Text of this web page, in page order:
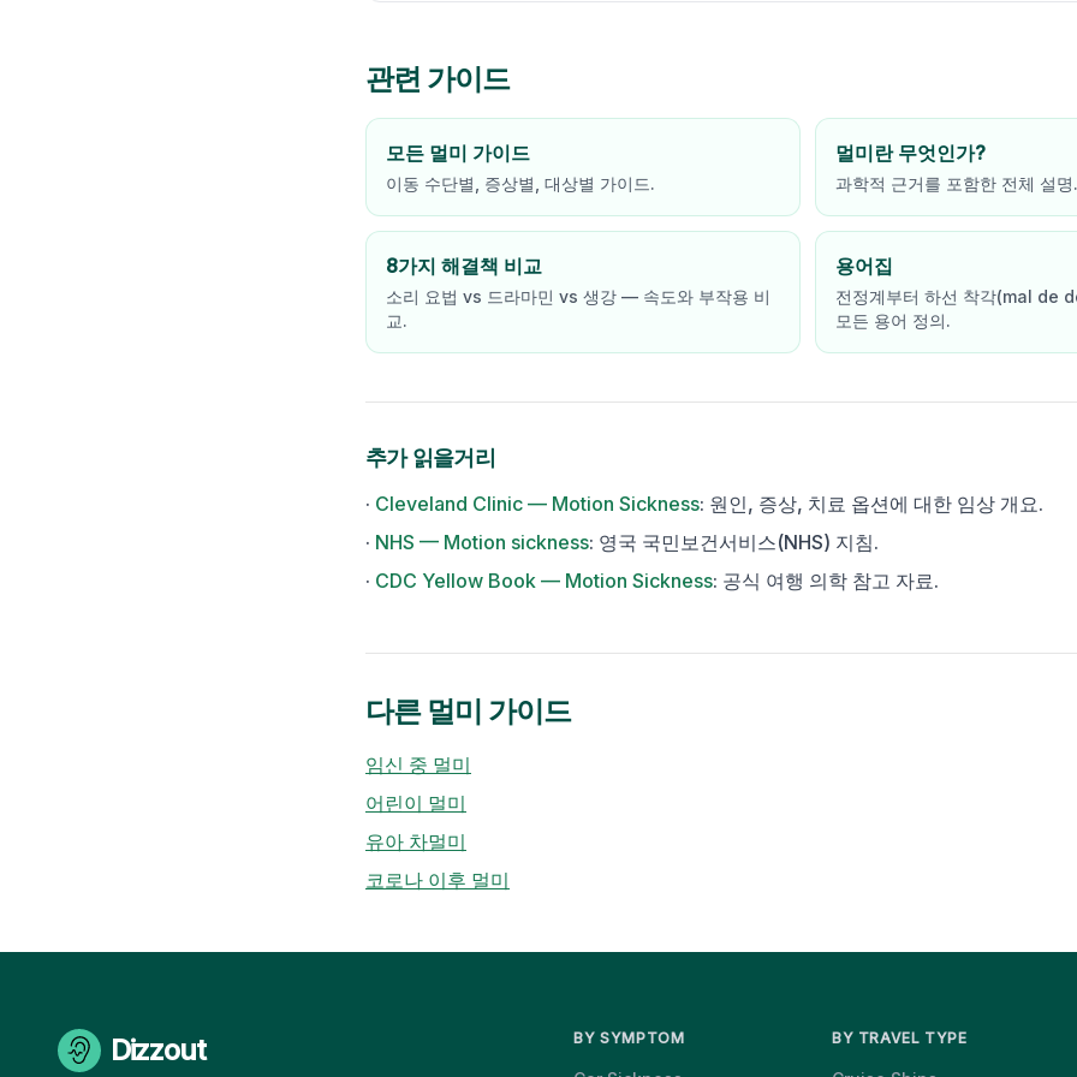
관련 가이드
모든 멀미 가이드
이동 수단별, 증상별, 대상별 가이드.
멀미란 무엇인가?
과학적 근거를 포함한 전체 설명.
8가지 해결책 비교
소리 요법 vs 드라마민 vs 생강 — 속도와 부작용 비
교.
용어집
전정계부터 하선 착각(mal de
모든 용어 정의.
추가 읽을거리
· Cleveland Clinic — Motion Sickness: 원인, 증상, 치료 옵션에 대한 임상 개요.
· NHS — Motion sickness: 영국 국민보건서비스(NHS) 지침.
· CDC Yellow Book — Motion Sickness: 공식 여행 의학 참고 자료.
다른 멀미 가이드
임신 중 멀미
어린이 멀미
유아 차멀미
코로나 이후 멀미
Dizzout BY SYMPTOM BY TRAVEL TYPE